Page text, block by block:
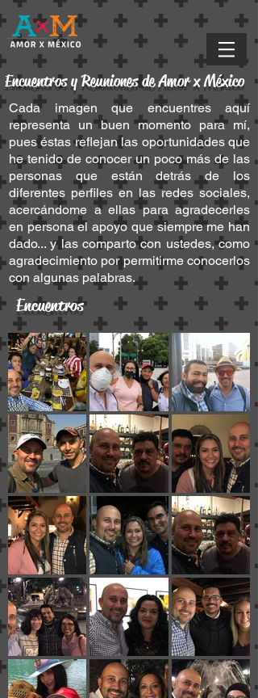
Encuentros y Reuniones de Amor x México
Cada imagen que encuentres aquí
representa un buen momento para mí,
pues éstas reflejan las oportunidades que
he tenido de conocer un poco más de las
personas que están detrás de los
diferentes perfiles en las redes sociales,
acercándome a ellas para agradecerles
en persona el apoyo que siempre me han
dado... y las comparto con ustedes, como
agradecimiento por permitirme conocerlos
con algunas palabras.
Encuentros